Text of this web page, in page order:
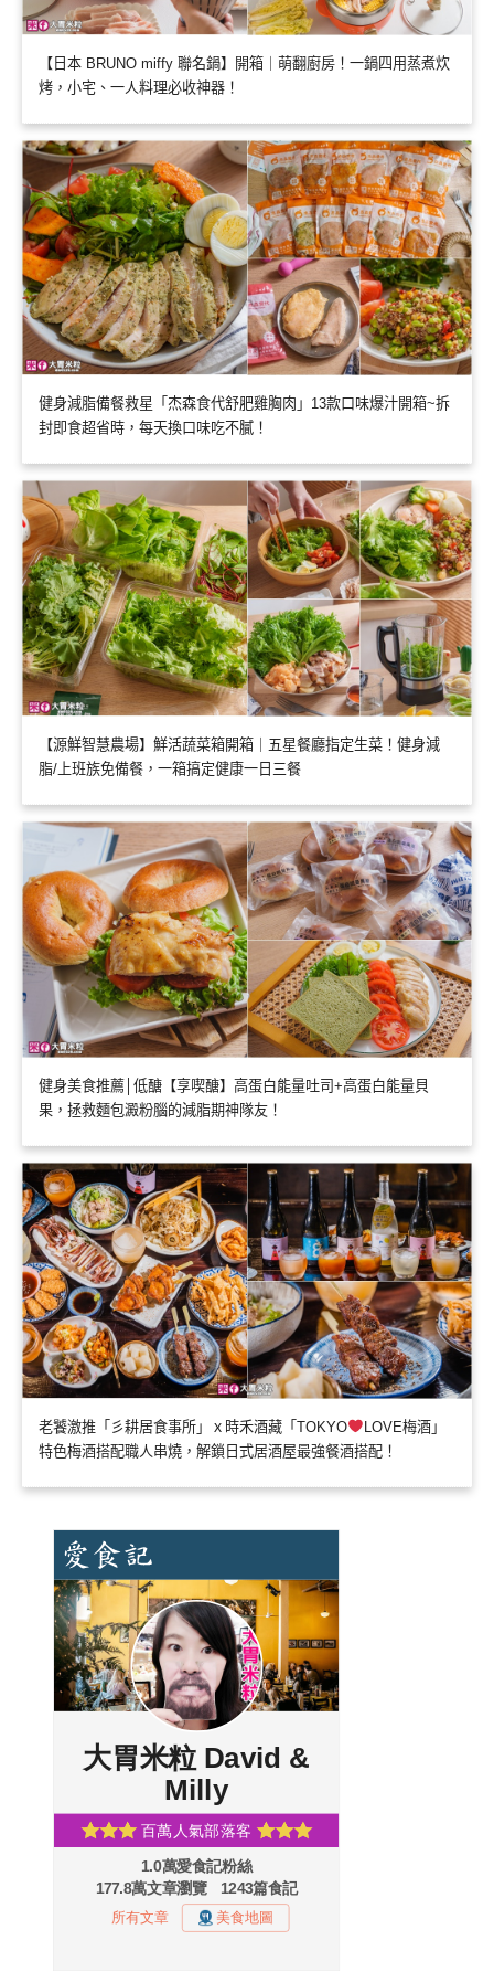
【日本 BRUNO miffy 聯名鍋】開箱｜萌翻廚房！一鍋四用蒸煮炊
烤，小宅、一人料理必收神器！
健身減脂備餐救星「杰森食代舒肥雞胸肉」13款口味爆汁開箱~拆
封即食超省時，每天換口味吃不膩！
【源鮮智慧農場】鮮活蔬菜箱開箱｜五星餐廳指定生菜！健身減
脂/上班族免備餐，一箱搞定健康一日三餐
健身美食推薦│低醣【享喫醣】高蛋白能量吐司+高蛋白能量貝
果，拯救麵包澱粉腦的減脂期神隊友！
老饕激推「彡耕居食事所」ｘ時禾酒藏「TOKYO
LOVE梅酒」
特色梅酒搭配職人串燒，解鎖日式居酒屋最強餐酒搭配！